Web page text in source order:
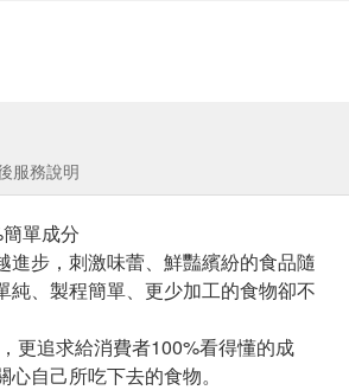
服務說明
單成分
進步，刺激味蕾、鮮豔繽紛的食品隨
純、製程簡單、更少加工的食物卻不
更追求給消費者100%看得懂的成
自己所吃下去的食物。